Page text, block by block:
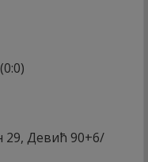
29, Девић 90+6/